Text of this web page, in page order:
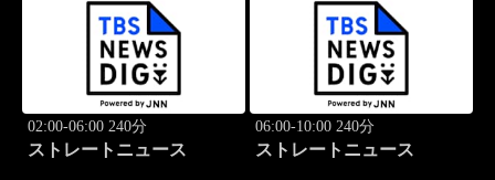
02:00-06:00 240分
ストレートニュース
06:00-10:00 240分
ストレートニュース